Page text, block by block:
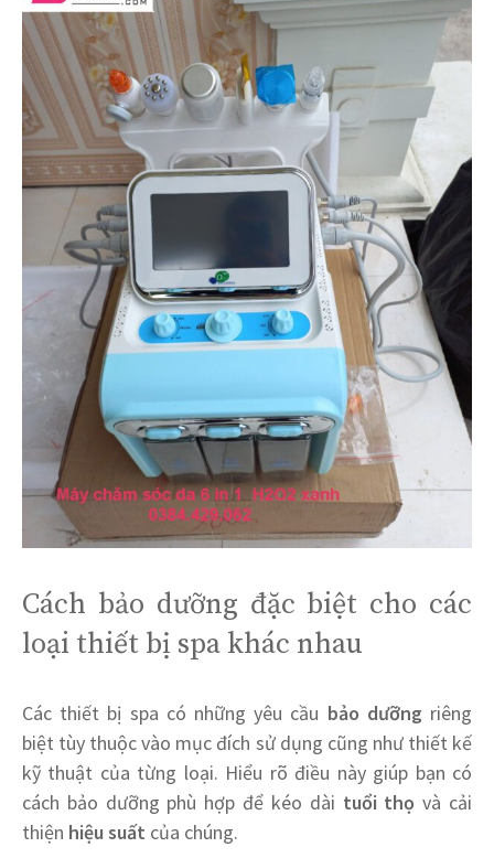
Cách bảo dưỡng đặc biệt cho các
loại thiết bị spa khác nhau
Các thiết bị spa có những yêu cầu bảo dưỡng riêng
biệt tùy thuộc vào mục đích sử dụng cũng như thiết kế
kỹ thuật của từng loại. Hiểu rõ điều này giúp bạn có
cách bảo dưỡng phù hợp để kéo dài tuổi thọ và cải
thiện hiệu suất của chúng.